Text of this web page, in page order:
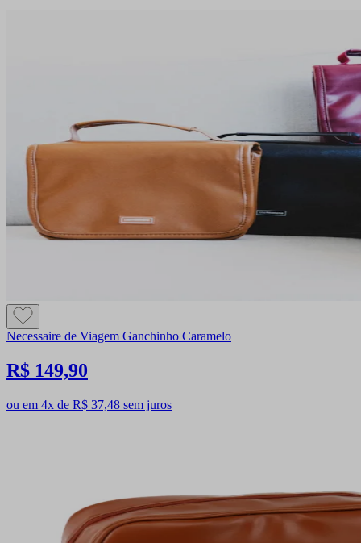
Necessaire de Viagem Ganchinho Caramelo
R$ 149,90
ou em 4x de R$ 37,48 sem juros